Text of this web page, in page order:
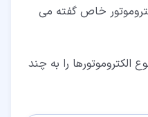
خاص گفته می
الکتروموتورها را به چند